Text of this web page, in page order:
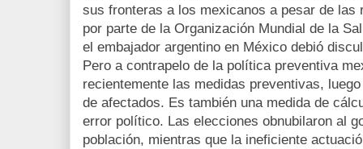
sus fronteras a los mexicanos a pesar de las
por parte de la Organización Mundial de la
el embajador argentino en México debió
Pero a contrapelo de la política preventiva
recientemente las medidas preventivas,
de afectados. Es también una medida de
error político. Las elecciones obnubilaron al
población, mientras que la ineficiente